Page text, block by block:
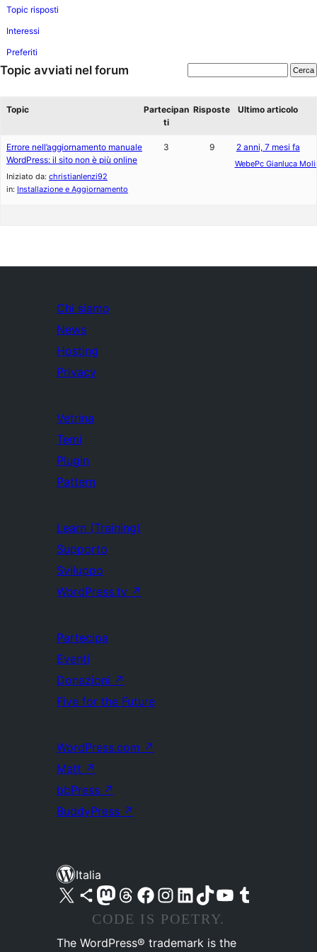
Topic risposti
Interessi
Preferiti
Topic avviati nel forum
Topic
Partecipan
ti
Risposte Ultimo articolo
Errore nell’aggiornamento manuale
WordPress: il sito non è più online
Iniziato da: christianlenzi92
in: Installazione e Aggiornamento
3 9 2 anni, 7 mesi fa
WebePc Gianluca
Chi siamo
News
Hosting
Privacy
Vetrina
Temi
Plugin
Pattern
Learn (Training)
Supporto
Sviluppo
WordPress.tv ↗
Partecipa
Eventi
Donazioni ↗
Five for the Future
WordPress.com ↗
Matt ↗
bbPress ↗
BuddyPress ↗
Italia
Visita il nostro account X (ex Twitter)
Visita il nostro account Bluesky
Visita il nostro account Mastodon
Visita il nostro account Threads
Visita la nostra pagina Facebook
Visita il nostro account Instagram
Visita il nostro account LinkedIn
Visita il nostro account TikTok
Visita il nostro canale YouTube
Visita il nostro account Tumblr
CODE IS POETRY.
The WordPress® trademark is the